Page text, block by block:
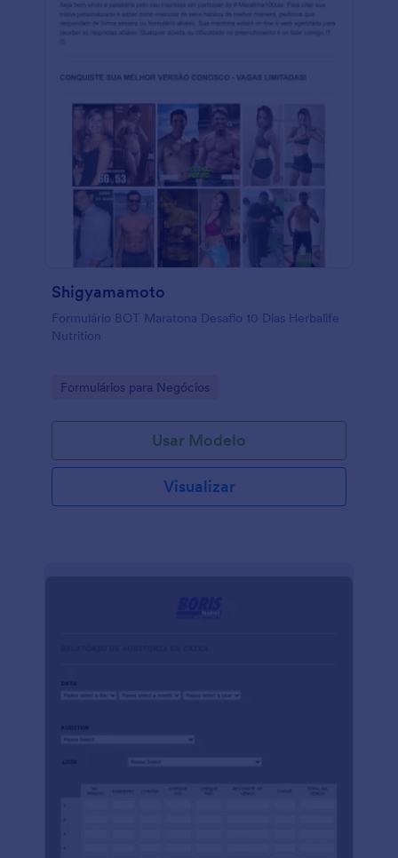
Shigyamamoto
Formulário BOT Maratona Desafio 10 Dias Herbalife
Nutrition
Go to Category:
Formulários para Negócios
Usar Modelo
Visualizar